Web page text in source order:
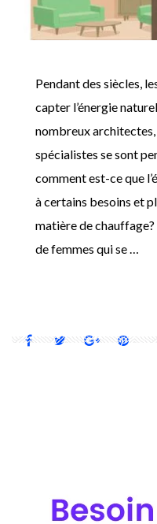
Pendant des siècles,
capter l’énergie
nombreux
spécialistes se sont
comment est-ce que
à certains besoins et
matière de
de femmes qui se …